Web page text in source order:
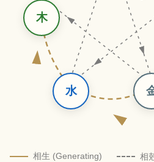
水
木
相生 (Generating) 相